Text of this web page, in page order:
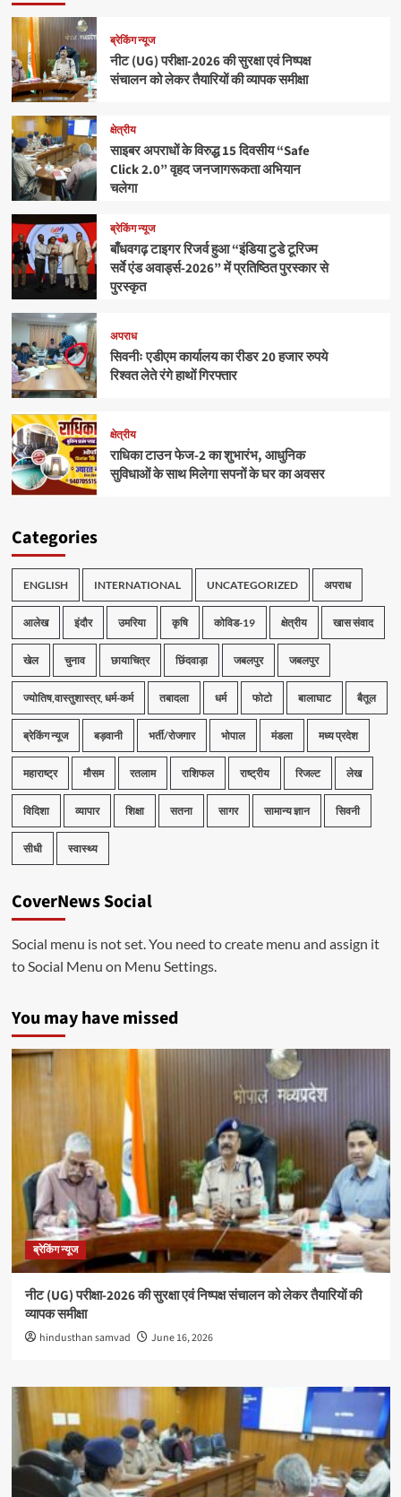
ब्रेकिंग न्यूज
नीट (UG) परीक्षा-2026 की सुरक्षा एवं निष्पक्ष
संचालन को लेकर तैयारियों की व्यापक समीक्षा
क्षेत्रीय
साइबर अपराधों के विरुद्ध 15 दिवसीय “Safe
Click 2.0” वृहद जनजागरूकता अभियान
चलेगा
ब्रेकिंग न्यूज
बाँधवगढ़ टाइगर रिजर्व हुआ “इंडिया टुडे टूरिज्म
सर्वे एंड अवार्ड्स-2026” में प्रतिष्ठित पुरस्कार से
पुरस्कृत
अपराध
सिवनीः एडीएम कार्यालय का रीडर 20 हजार रुपये
रिश्वत लेते रंगे हाथों गिरफ्तार
क्षेत्रीय
राधिका टाउन फेज-2 का शुभारंभ, आधुनिक
सुविधाओं के साथ मिलेगा सपनों के घर का अवसर
Categories
ENGLISH INTERNATIONAL UNCATEGORIZED अपराध
आलेख इंदौर उमरिया कृषि कोविड-19 क्षेत्रीय खास संवाद
खेल चुनाव छायाचित्र छिंदवाड़ा जबलपुर जबलपुर
ज्योतिष,वास्तुशास्त्र, धर्म-कर्म तबादला धर्म फोटो बालाघाट बैतूल
ब्रेकिंग न्यूज बड़वानी भर्ती/रोजगार भोपाल मंडला मध्य प्रदेश
महाराष्ट्र मौसम रतलाम राशिफल राष्ट्रीय रिजल्ट लेख
विदिशा व्यापार शिक्षा सतना सागर सामान्य ज्ञान सिवनी
सीधी स्वास्थ्य
CoverNews Social
Social menu is not set. You need to create menu and assign it
to Social Menu on Menu Settings.
You may have missed
ब्रेकिंग न्यूज
नीट (UG) परीक्षा-2026 की सुरक्षा एवं निष्पक्ष संचालन को लेकर तैयारियों की
व्यापक समीक्षा
hindusthan samvad June 16, 2026